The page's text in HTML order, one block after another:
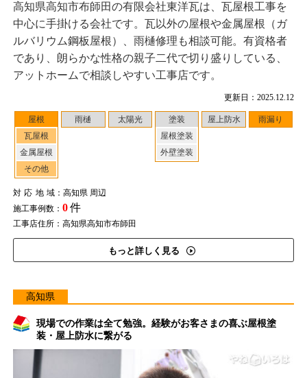
更新日：2025.12.12
屋根
瓦屋根
金属屋根
その他
雨樋 太陽光
塗装
屋根塗装
外壁塗装
屋上防水 雨漏り
対応地域：高知県 周辺
施工事例数： 0件
工事店住所：高知県高知市布師田
もっと詳しく見る
高知県高知市布師田の有限会社東洋瓦は、瓦屋根工事を
中心に手掛ける会社です。瓦以外の屋根や金属屋根（ガ
ルバリウム鋼板屋根）、雨樋修理も相談可能。有資格者
であり、朗らかな性格の親子二代で切り盛りしている、
アットホームで相談しやすい工事店です。
高知県
現場での作業は全て勉強。経験がお客さまの喜ぶ屋根塗
装・屋上防水に繋がる